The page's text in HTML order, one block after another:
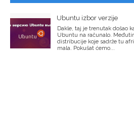
Ubuntu izbor verzije
Dakle, taj je trenutak došao
Ubuntu na računalo.
distribucije koje sadrže tu
mala. Pokušat ćemo...